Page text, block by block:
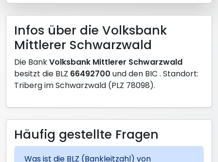
Infos über die Volksbank
Mittlerer Schwarzwald
Die BankVolksbank Mittlerer Schwarzwald
besitzt die BLZ 66492700 und den BIC . Standort:
Triberg im Schwarzwald (PLZ 78098).
Häufig gestellte Fragen
Was ist die BLZ (Bankleitzahl) von